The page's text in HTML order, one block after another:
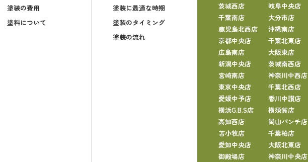
塗装の費用
塗料について
塗装に最適な時期
塗装のタイミング
塗装の流れ
茨城西店 岐阜中央店
千葉南店
大分市店
鹿児島北西店
沖縄南店
京都中央店
千葉北東店
広島南店
大阪東店
新潟中央店
茨城南西店
宮崎南店
神奈川中西店
東京中央店
千葉北西店
愛媛中予店
香川中讃店
横浜G.B.S店
横須賀店
高知西店
岡山パンチ店
苫小牧店
千葉柏店
愛知中央店
大阪北東店
御殿場店
神奈川中央店